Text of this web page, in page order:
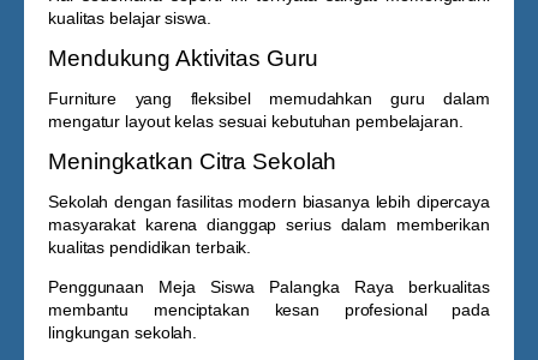
kualitas belajar siswa.
Mendukung Aktivitas Guru
Furniture yang fleksibel memudahkan guru dalam
mengatur layout kelas sesuai kebutuhan pembelajaran.
Meningkatkan Citra Sekolah
Sekolah dengan fasilitas modern biasanya lebih dipercaya
masyarakat karena dianggap serius dalam memberikan
kualitas pendidikan terbaik.
Penggunaan Meja Siswa Palangka Raya berkualitas
membantu menciptakan kesan profesional pada
lingkungan sekolah.